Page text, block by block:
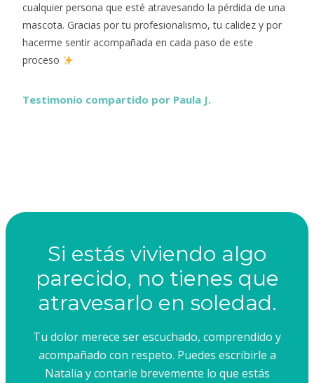
cualquier persona que esté atravesando la pérdida de una
mascota. Gracias por tu profesionalismo, tu calidez y por
hacerme sentir acompañada en cada paso de este
proceso
Testimonio compartido por Paula J.
Si estás viviendo algo
parecido, no tienes que
atravesarlo en soledad.
Tu dolor merece ser escuchado, comprendido y
acompañado con respeto. Puedes escribirle a
Natalia y contarle brevemente lo que estás